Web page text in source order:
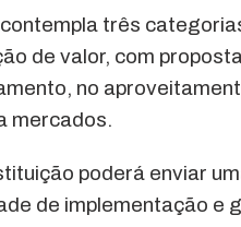
três
de valor, com
no
mercados.
poderá enviar
de implementação e